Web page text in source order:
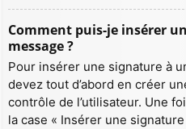
Comment puis-je insérer
message ?
Pour insérer une signature à
devez tout d’abord en créer
contrôle de l’utilisateur. Une
la case « Insérer une